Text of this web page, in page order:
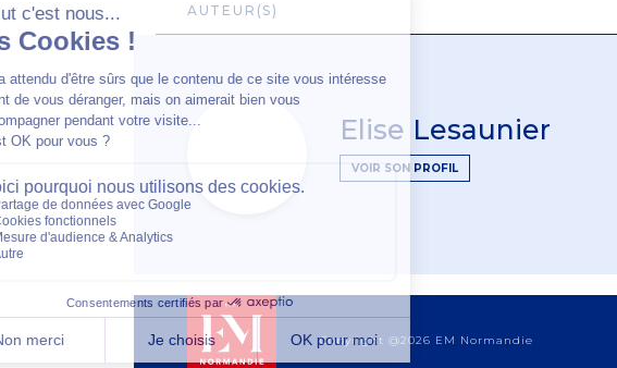
AUTEUR(S)
Elise Lesaunier
VOIR SON PROFIL
Copyright @2026 EM Normandie